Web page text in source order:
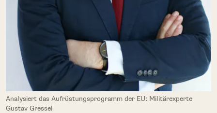
Analysiert das Aufrüstungsprogramm der EU: Militärexperte
Gustav Gressel